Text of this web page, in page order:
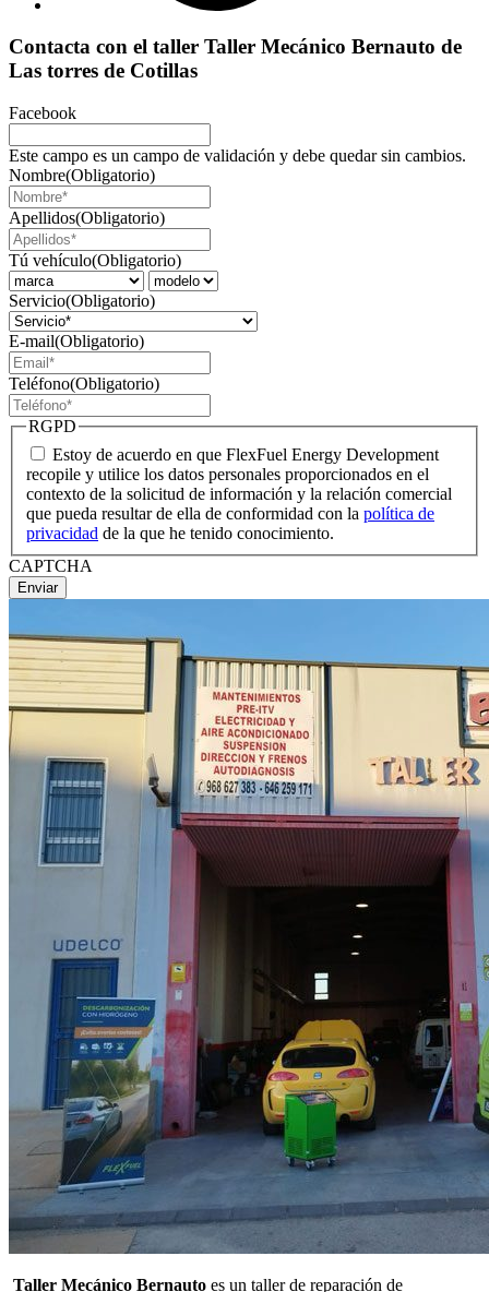
Contacta con el taller Taller Mecánico Bernauto de
Las torres de Cotillas
Facebook
Este campo es un campo de validación y debe quedar sin cambios.
Nombre(Obligatorio)
Apellidos(Obligatorio)
Tú vehículo(Obligatorio)
Servicio(Obligatorio)
E-mail(Obligatorio)
Teléfono(Obligatorio)
RGPD
Estoy de acuerdo en que FlexFuel Energy Development
recopile y utilice los datos personales proporcionados en el
contexto de la solicitud de información y la relación comercial
que pueda resultar de ella de conformidad con la política de
privacidad de la que he tenido conocimiento.
CAPTCHA
Taller Mecánico Bernauto es un taller de reparación de